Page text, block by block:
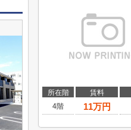
所在階 賃料
4階
11万円